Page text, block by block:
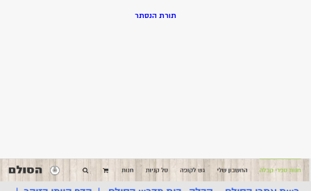
תורת הנסתר